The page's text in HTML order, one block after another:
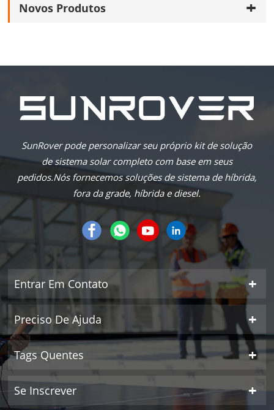
Novos Produtos
SunRover pode personalizar seu próprio kit de solução
de sistema solar completo com base em seus
pedidos.Nós fornecemos soluções de sistema de híbrida,
fora da grade, híbrida e diesel.
Entrar Em Contato
Preciso De Ajuda
Tags Quentes
Se Inscrever